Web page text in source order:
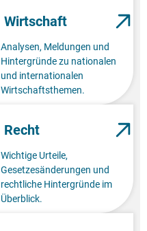
Wirtschaft
Analysen, Meldungen und
Hintergründe zu nationalen
und internationalen
Wirtschaftsthemen.
Recht
Wichtige Urteile,
Gesetzesänderungen und
rechtliche Hintergründe im
Überblick.